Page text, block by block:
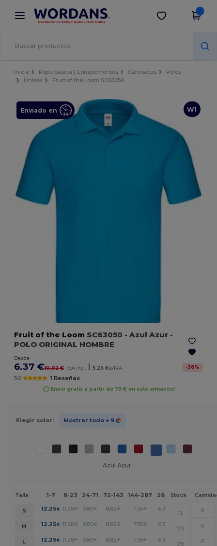
× App de Wordans
¡Mejores precios en app!
Descargar app
Inicio Ropa básica | Complementos Camisetas
Polos
Unisex
Fruit of the Loom SC63050
W1
Enviado en
Fruit of the Loom SC63050 - Azul Azur -
POLO ORIGINAL HOMBRE
Desde
6.37 €10.02 € IVA incl. | 5.26 €s/IVA -36%
5.0 1 Reseñas
Envío gratis a partir de 79 € en este almacén!
Elegir color: Mostrar todo + 9
Azul Azur
Talla 1-7 8-23 24-71 72-143 144-287 288 + Más
Stock
S 12.25€ 11.28€ 9.80€ 8.82€ 7.35€ 6.37 +
13
M
12.25€ 11.28€ 9.80€ 8.82€ 7.35€ 6.37 +
70
L
12.25€ 11.28€ 9.80€ 8.82€ 7.35€ 6.37 +
28